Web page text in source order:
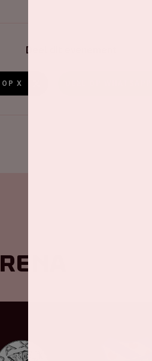
Deel dit evenement
OP X